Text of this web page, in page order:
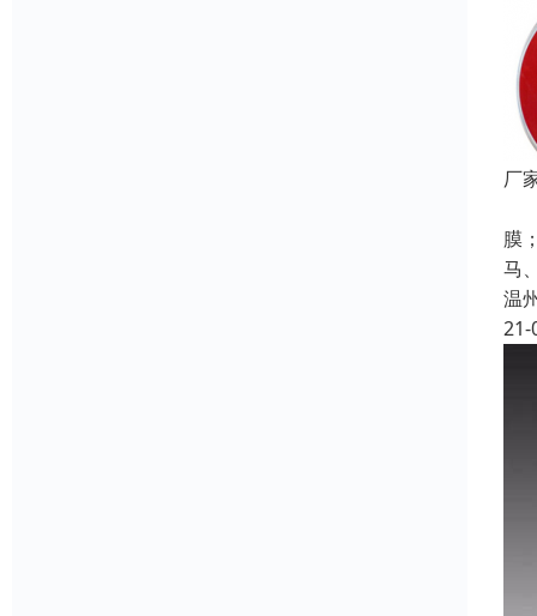
厂
膜
马
温
21-